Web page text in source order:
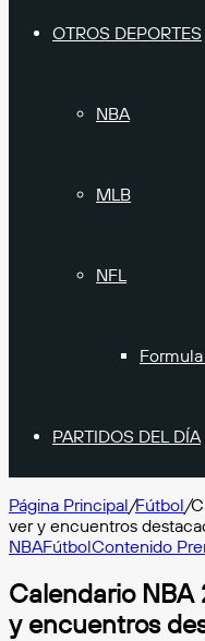
OTROS DEPORTES
NBA
MLB
NFL
Formula
PARTIDOS DEL DÍA
Página Principal/Fútbol/
ver y encuentros
NBAFútbolContenido
Calendario
y encuentros